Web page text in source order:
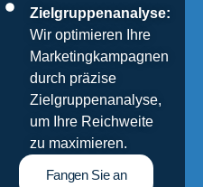
Zielgruppenanalyse:
Wir optimieren Ihre
Marketingkampagnen
durch präzise
Zielgruppenanalyse,
um Ihre Reichweite
zu maximieren.
Fangen Sie an